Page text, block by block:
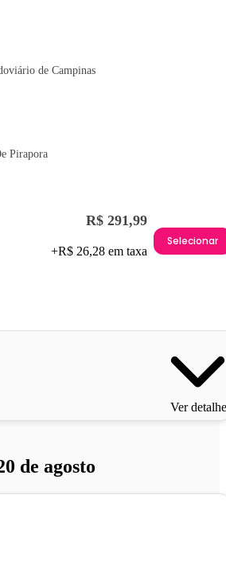
de Campinas
Pirapora
R$ 291,99
+R$ 26,28 em taxa
Selecionar
Ver
de agosto